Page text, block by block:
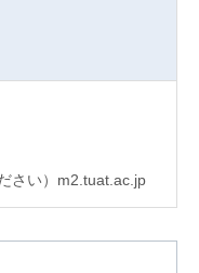
さい）m2.tuat.ac.jp